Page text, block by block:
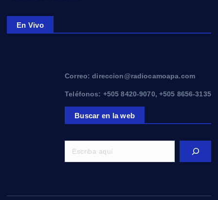
En Vivo
Correo: direccion@radiocamoapa.com
Teléfonos: +505 8420-9070, +505 8656-3135
Buscar en la web